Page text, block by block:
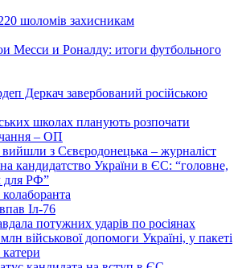
шоломів захисникам
Месси и Роналду: итоги футбольного
Деркач завербований російською
школах планують розпочати
– ОП
вийшли з Сєвєродонецька – журналіст
кандидатство України в ЄС: “головне,
для РФ”
Іл-76
потужних ударів по росіянах
військової допомоги Україні, у пакеті